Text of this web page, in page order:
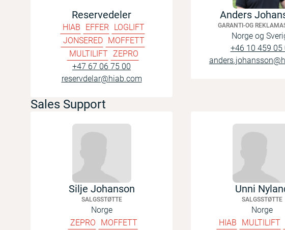
Reservedeler
HIAB EFFER LOGLIFT
JONSERED
MOFFETT
MULTILIFT ZEPRO
+47 67 06 75 00
reservdelar@hiab.com
Anders
GARANTI-OG
Norge og
+46 10 459 05
Sales Support
Silje Johanson
SALGSSTØTTE
Norge
ZEPRO
MOFFETT
Unni
SALGSSTØTTE
Norge
HIAB
MULTILIFT